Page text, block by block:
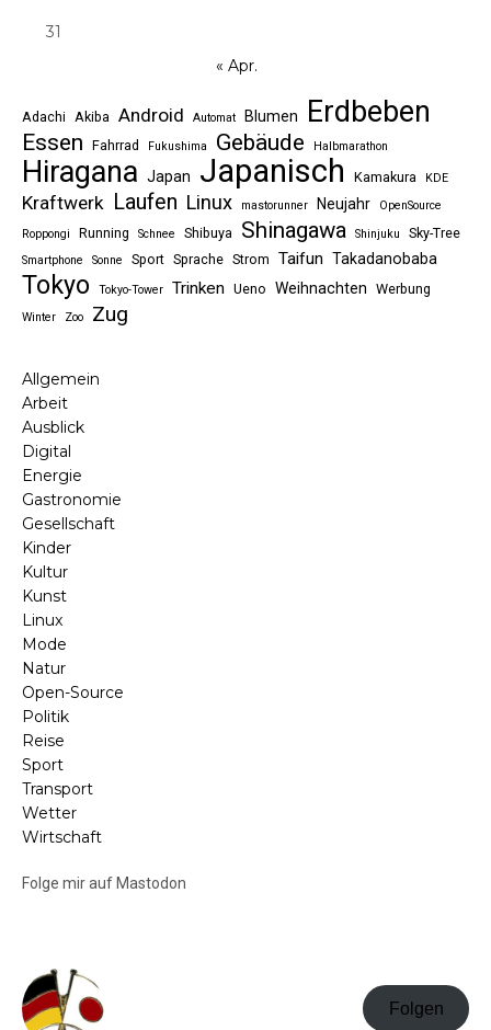
31
« Apr.
Adachi Akiba Android Automat Blumen Erdbeben
Essen Fahrrad Fukushima Gebäude Halbmarathon
Hiragana Japan Japanisch Kamakura KDE
Kraftwerk Laufen Linux mastorunner Neujahr
OpenSource
Roppongi
Running Schnee Shibuya Shinagawa Shinjuku Sky-Tree
Smartphone Sonne Sport Sprache Strom Taifun Takadanobaba
Tokyo Tokyo-Tower Trinken Ueno Weihnachten Werbung
Winter Zoo Zug
Allgemein
Arbeit
Ausblick
Digital
Energie
Gastronomie
Gesellschaft
Kinder
Kultur
Kunst
Linux
Mode
Natur
Open-Source
Politik
Reise
Sport
Transport
Wetter
Wirtschaft
Folge mir auf Mastodon
Folgen